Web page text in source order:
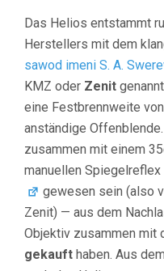
Das Helios entstammt
Herstellers mit dem
sawod imeni S. A.
KMZ oder Zenit
eine Festbrennweite
anständige
zusammen mit einem
manuellen
gewesen sein (also
Zenit) — aus dem
Objektiv zusammen mit
gekauft haben. Aus